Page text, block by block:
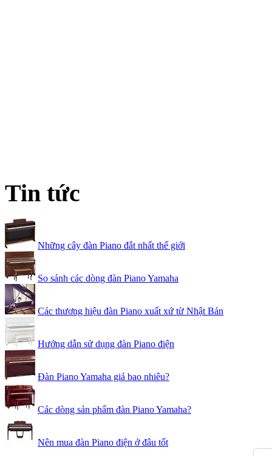
Tin tức
Những cây đàn Piano đắt nhất thế giới
So sánh các dòng đàn Piano Yamaha
Các thương hiệu đàn Piano xuất xứ từ Nhật Bản
Hướng dẫn sử dụng đàn Piano điện
Đàn Piano Yamaha giá bao nhiêu?
Các dòng sản phẩm đàn Piano Yamaha?
Nên mua đàn Piano điện ở đâu tốt